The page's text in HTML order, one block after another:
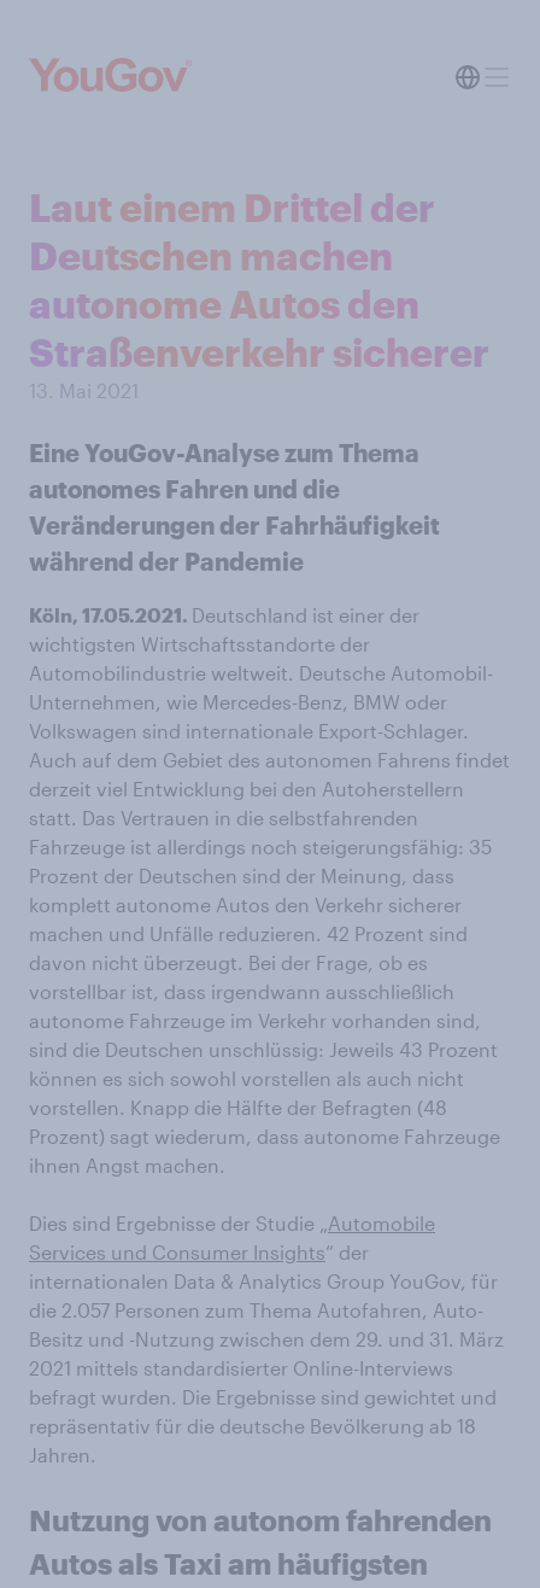
Laut einem Drittel der
Deutschen machen
autonome Autos den
Straßenverkehr sicherer
13. Mai 2021
Eine YouGov-Analyse zum Thema
autonomes Fahren und die
Veränderungen der Fahrhäufigkeit
während der Pandemie
Köln, 17.05.2021. Deutschland ist einer der
wichtigsten Wirtschaftsstandorte der
Automobilindustrie weltweit. Deutsche Automobil-
Unternehmen, wie Mercedes-Benz, BMW oder
Volkswagen sind internationale Export-Schlager.
Auch auf dem Gebiet des autonomen Fahrens findet
derzeit viel Entwicklung bei den Autoherstellern
statt. Das Vertrauen in die selbstfahrenden
Fahrzeuge ist allerdings noch steigerungsfähig: 35
Prozent der Deutschen sind der Meinung, dass
komplett autonome Autos den Verkehr sicherer
machen und Unfälle reduzieren. 42 Prozent sind
davon nicht überzeugt. Bei der Frage, ob es
vorstellbar ist, dass irgendwann ausschließlich
autonome Fahrzeuge im Verkehr vorhanden sind,
sind die Deutschen unschlüssig: Jeweils 43 Prozent
können es sich sowohl vorstellen als auch nicht
vorstellen. Knapp die Hälfte der Befragten (48
Prozent) sagt wiederum, dass autonome Fahrzeuge
ihnen Angst machen.
Dies sind Ergebnisse der Studie „Automobile
Services und Consumer Insights“ der
internationalen Data & Analytics Group YouGov, für
die 2.057 Personen zum Thema Autofahren, Auto-
Besitz und -Nutzung zwischen dem 29. und 31. März
2021 mittels standardisierter Online-Interviews
befragt wurden. Die Ergebnisse sind gewichtet und
repräsentativ für die deutsche Bevölkerung ab 18
Jahren.
Nutzung von autonom fahrenden
Autos als Taxi am häufigsten